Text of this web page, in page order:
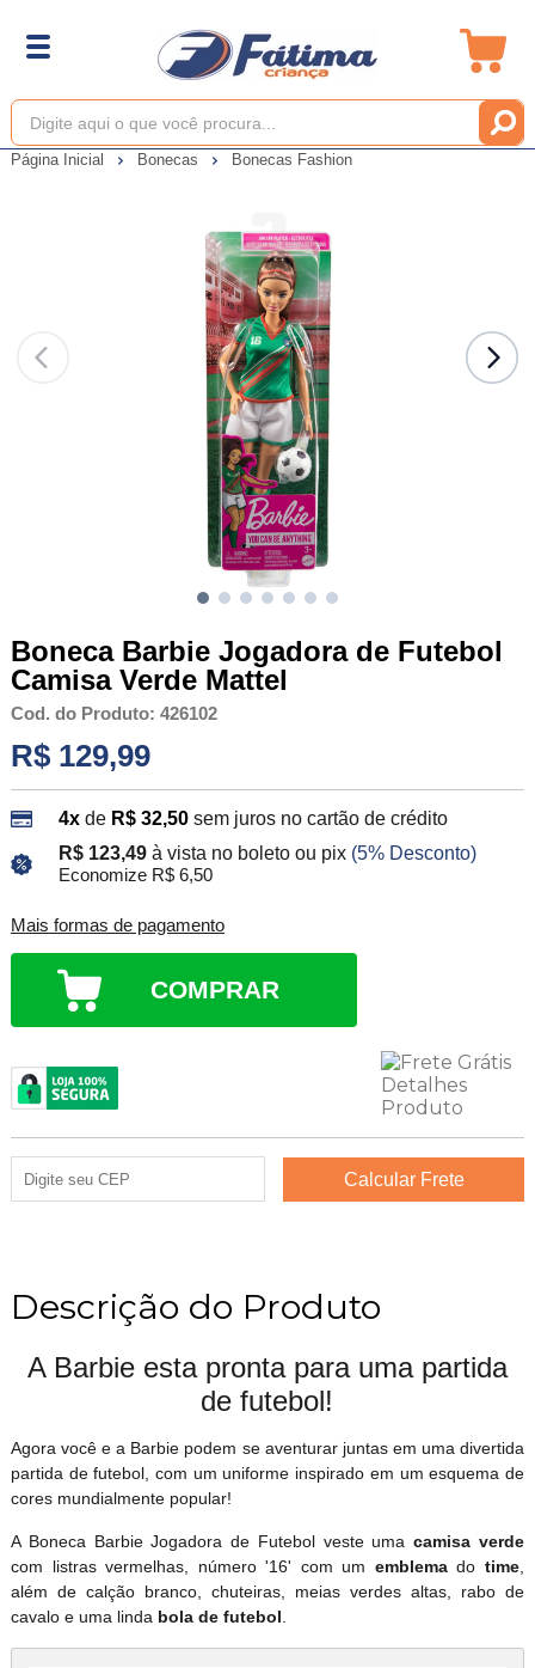
Página Inicial Bonecas Bonecas Fashion
Boneca Barbie Jogadora de Futebol
Camisa Verde Mattel
Cod. do Produto: 426102
R$ 129,99
4xde R$ 32,50 sem juros no cartão de crédito
R$ 123,49 à vista no boleto ou pix (5% Desconto)
Economize R$ 6,50
Mais formas de pagamento
COMPRAR
Descrição do Produto
A Barbie esta pronta para uma partida
de futebol!
Agora você e a Barbie podem se aventurar juntas em uma divertida
partida de futebol, com um uniforme inspirado em um esquema de
cores mundialmente popular!
A Boneca Barbie Jogadora de Futebol veste umacamisa verde
com listras vermelhas, número '16' com um emblemadotime,
além de calção branco, chuteiras, meias verdes altas, rabo de
cavalo e uma linda bola de futebol.